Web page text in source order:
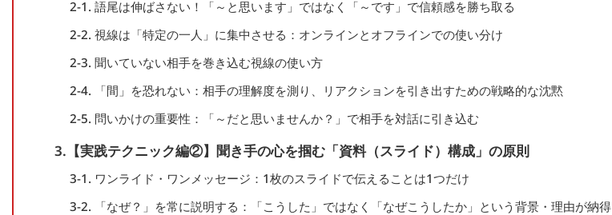
2-1. 語尾は伸ばさない！「～と思います」ではなく「～です」で信頼感を勝ち取る
2-2. 視線は「特定の一人」に集中させる：オンラインとオフラインでの使い分け
2-3. 聞いていない相手を巻き込む視線の使い方
2-4. 「間」を恐れない：相手の理解度を測り、リアクションを引き出すための戦略的な沈黙
2-5. 問いかけの重要性：「～だと思いませんか？」で相手を対話に引き込む
3.【実践テクニック編②】聞き手の心を掴む「資料（スライド）構成」の原則
3-1. ワンライド・ワンメッセージ：1枚のスライドで伝えることは1つだけ
3-2. 「なぜ？」を常に説明する：「こうした」ではなく「なぜこうしたか」という背景・理由が納得